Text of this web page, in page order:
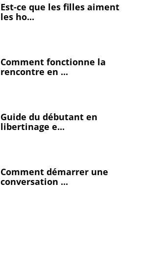
Est-ce que les filles aiment
les ho...
Comment fonctionne la
rencontre en ...
Guide du débutant en
libertinage e...
Comment démarrer une
conversation ...